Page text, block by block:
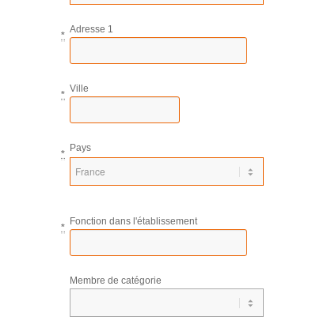
Adresse 1
*
Ville
*
Pays
*
Fonction dans l'établissement
*
Membre de catégorie